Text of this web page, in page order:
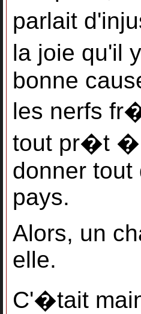
parlait
la joie qu'il
bonne
les nerfs
tout pr�t �
donner tout
pays.
Alors, un
elle.
C'�tait